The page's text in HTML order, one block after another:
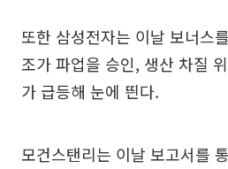
또한 삼성전자는 이날 보너스
조가 파업을 승인, 생산 차질
가 급등해 눈에 띈다.
모건스탠리는 이날 보고서를